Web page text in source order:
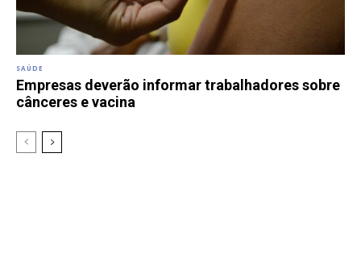
SAÚDE
Empresas deverão informar trabalhadores sobre
cânceres e vacina